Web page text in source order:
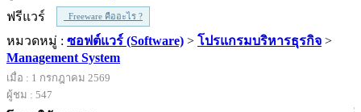
ฟรีแวร์
Freeware คืออะไร ?
หมวดหมู่ : ซอฟต์แวร์ (Software) > โปรแกรมบริหารธุรกิจ >
Management System
เมื่อ : 1 กรกฎาคม 2569
ผู้ชม : 547